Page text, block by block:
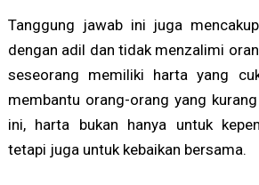
Tanggung jawab ini juga
dengan adil dan tidak menzalimi
seseorang memiliki harta yang
membantu orang-orang yang
ini, harta bukan hanya untuk
tetapi juga untuk kebaikan bersama.